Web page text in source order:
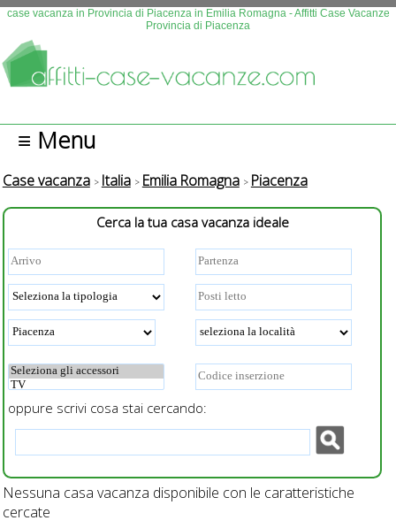
case vacanza in Provincia di Piacenza in Emilia Romagna - Affitti Case Vacanze
Provincia di Piacenza
Questo sito fa uso di cookies. Continuando la navigazione se
≡ Menu
Case vacanza Italia Emilia Romagna Piacenza
Cerca la tua casa vacanza ideale
oppure scrivi cosa stai cercando:
Nessuna casa vacanza disponibile con le caratteristiche
cercate